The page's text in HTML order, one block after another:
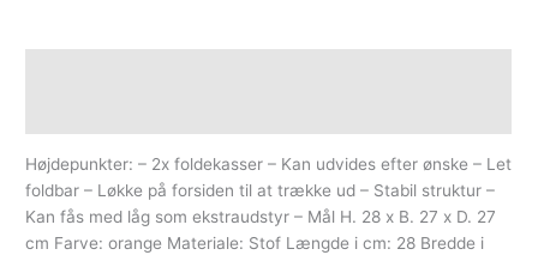
Højdepunkter: – 2x foldekasser – Kan udvides efter ønske – Let
foldbar – Løkke på forsiden til at trække ud – Stabil struktur –
Kan fås med låg som ekstraudstyr – Mål H. 28 x B. 27 x D. 27
cm Farve: orange Materiale: Stof Længde i cm: 28 Bredde i